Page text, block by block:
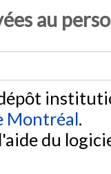
au
Montréal.
du